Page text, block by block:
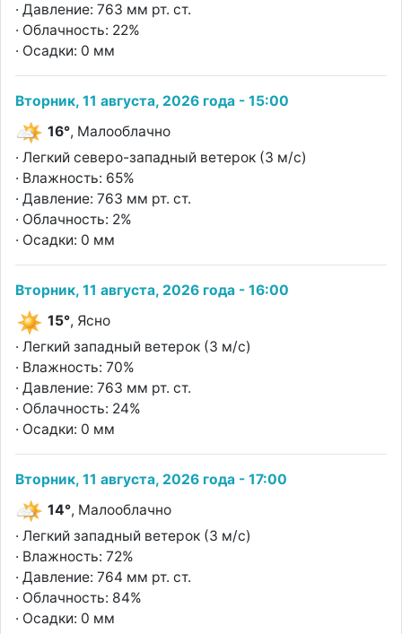
· Давление: 763 мм рт. ст.
· Облачность: 22%
· Осадки: 0 мм
Вторник, 11 августа, 2026 года - 15:00
16°, Малооблачно
· Легкий северо-западный ветерок (3 м/с)
· Влажность: 65%
· Давление: 763 мм рт. ст.
· Облачность: 2%
· Осадки: 0 мм
Вторник, 11 августа, 2026 года - 16:00
15°, Ясно
· Легкий западный ветерок (3 м/с)
· Влажность: 70%
· Давление: 763 мм рт. ст.
· Облачность: 24%
· Осадки: 0 мм
Вторник, 11 августа, 2026 года - 17:00
14°, Малооблачно
· Легкий западный ветерок (3 м/с)
· Влажность: 72%
· Давление: 764 мм рт. ст.
· Облачность: 84%
· Осадки: 0 мм